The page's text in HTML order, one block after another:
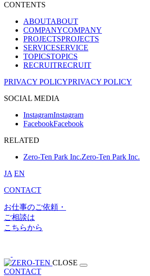
CONTENTS
ABOUTABOUT
COMPANYCOMPANY
PROJECTSPROJECTS
SERVICESERVICE
TOPICSTOPICS
RECRUITRECRUIT
PRIVACY POLICYPRIVACY POLICY
SOCIAL MEDIA
InstagramInstagram
FacebookFacebook
RELATED
Zero-Ten Park Inc.Zero-Ten Park Inc.
JA EN
CONTACT
お仕事のご依頼・
ご相談は
こちらから
CLOSE
CONTACT